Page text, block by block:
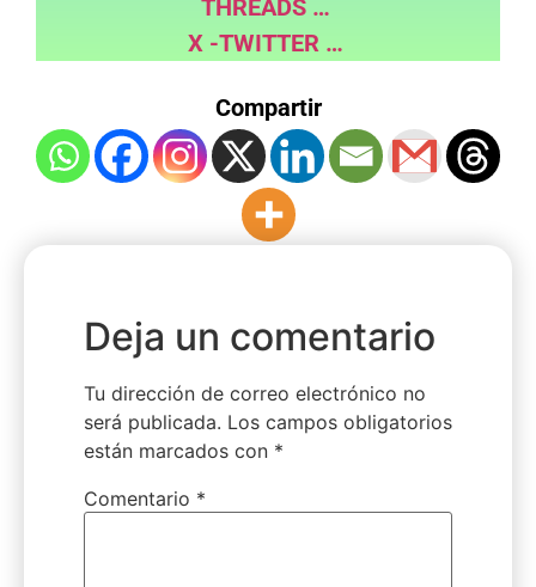
THREADS …
X -TWITTER …
Compartir
Deja un comentario
Tu dirección de correo electrónico no
será publicada. Los campos obligatorios
están marcados con *
Comentario *